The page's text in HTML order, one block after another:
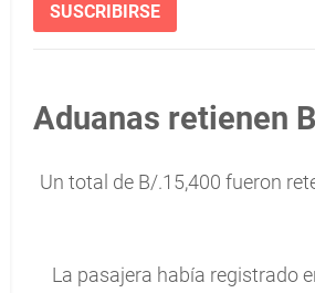
SUSCRIBIRSE
Aduanas retienen
Un total de B/.15,400 fueron
La pasajera había registrado